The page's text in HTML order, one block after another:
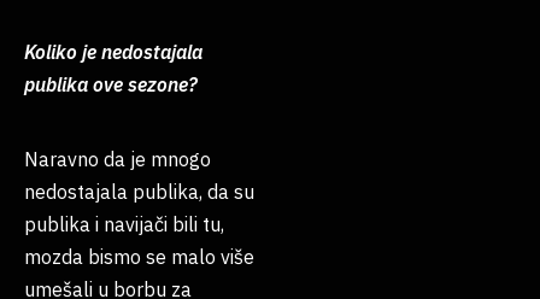
Koliko je nedostajala
publika ove sezone?
Naravno da je mnogo
nedostajala publika, da su
publika i navijači bili tu,
mozda bismo se malo više
umešali u borbu za